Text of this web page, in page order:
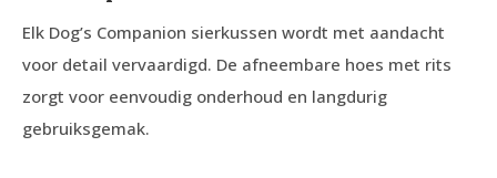
Elk Dog’s Companion sierkussen wordt met aandacht
voor detail vervaardigd. De afneembare hoes met rits
zorgt voor eenvoudig onderhoud en langdurig
gebruiksgemak.